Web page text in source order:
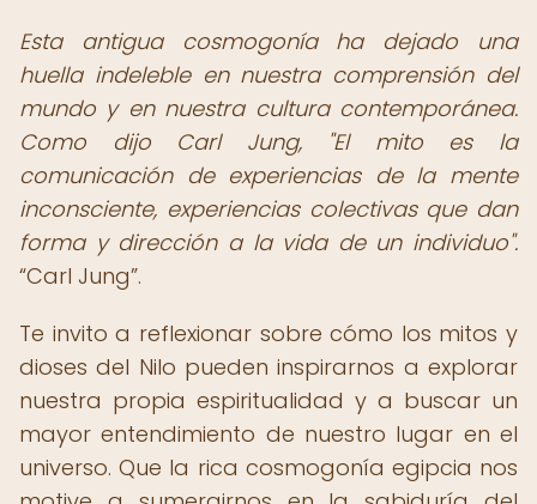
Esta antigua cosmogonía ha dejado una
huella indeleble en nuestra comprensión del
mundo y en nuestra cultura contemporánea.
Como dijo Carl Jung, "El mito es la
comunicación de experiencias de la mente
inconsciente, experiencias colectivas que dan
forma y dirección a la vida de un individuo".
Carl Jung .
Te invito a reflexionar sobre cómo los mitos y
dioses del Nilo pueden inspirarnos a explorar
nuestra propia espiritualidad y a buscar un
mayor entendimiento de nuestro lugar en el
universo. Que la rica cosmogonía egipcia nos